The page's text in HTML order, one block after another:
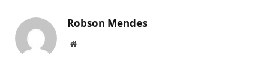
Robson Mendes
Local